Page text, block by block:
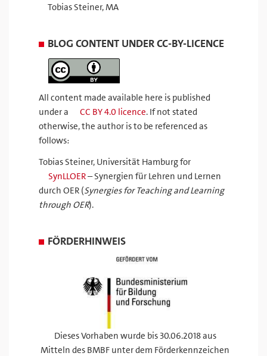
Tobias Steiner, MA
BLOG CONTENT UNDER CC-BY-LICENCE
All content made available here is published
under a
CC BY 4.0 licence. If not stated
otherwise, the author is to be referenced as
follows:
Tobias Steiner, Universität Hamburg for
SynLLOER– Synergien für Lehren und Lernen
durch OER (Synergies for Teaching and Learning
through OER).
FÖRDERHINWEIS
Dieses Vorhaben wurde bis 30.06.2018 aus
Mitteln des BMBF unter dem Förderkennzeichen